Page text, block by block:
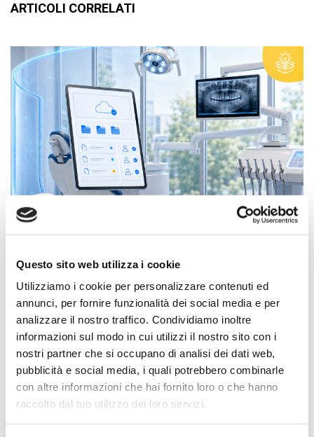
Questo sito web utilizza i cookie
Utilizziamo i cookie per personalizzare contenuti ed
annunci, per fornire funzionalità dei social media e per
analizzare il nostro traffico. Condividiamo inoltre
informazioni sul modo in cui utilizzi il nostro sito con i
nostri partner che si occupano di analisi dei dati web,
pubblicità e social media, i quali potrebbero combinarle
con altre informazioni che hai fornito loro o che hanno
raccolto dal tuo utilizzo dei loro servizi.
ARTICOLI CORRELATI
Come archiviare i documenti in modo
sicuro
compliance odontoiatrica
conservazione documenti
digitali
dematerializzazione
digitalizzazione studio
dentistico
OrisDent OrisLine
software gestionale
odontoiatrico